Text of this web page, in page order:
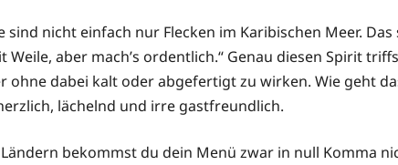
nicht einfach nur Flecken im Karibischen Meer.
Weile, aber mach’s ordentlich.“ Genau diesen Spirit
ohne dabei kalt oder abgefertigt zu wirken. Wie geht
lächelnd und irre gastfreundlich.
bekommst du dein Menü zwar in null Komma